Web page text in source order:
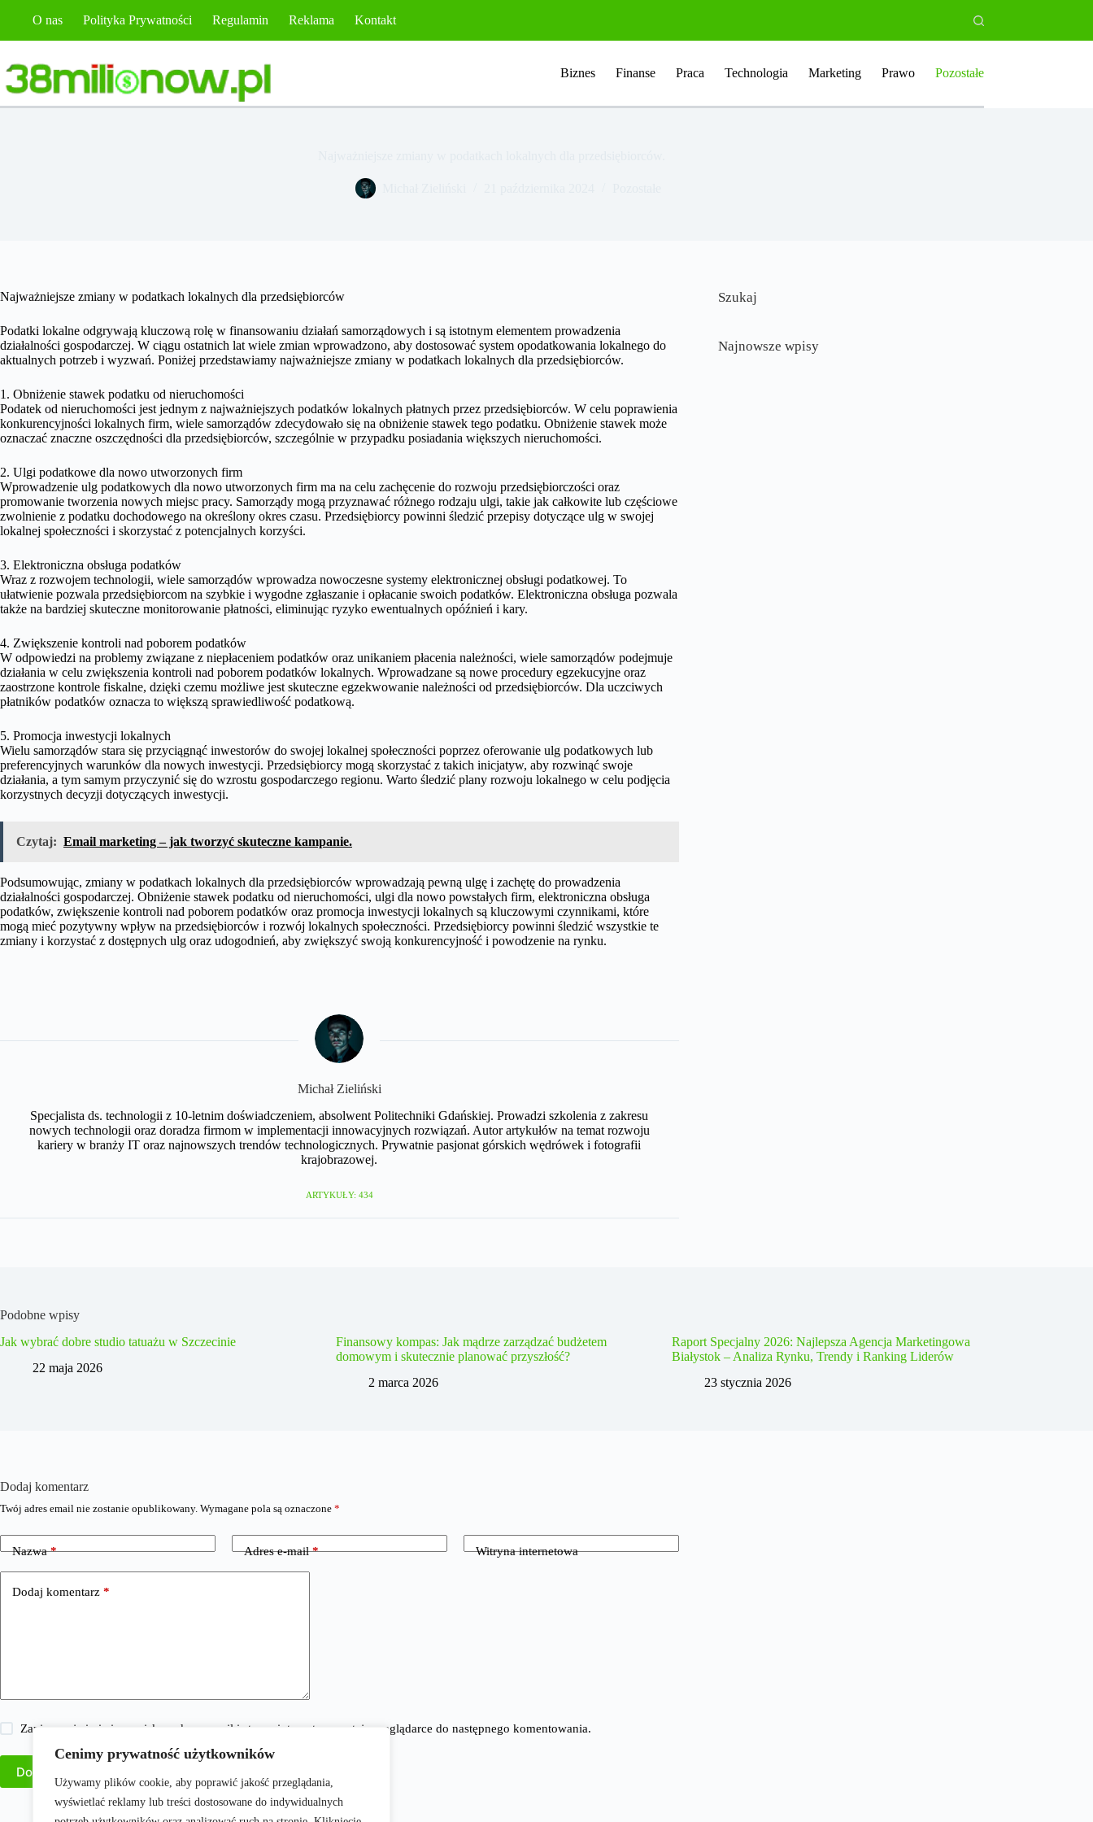
Cenimy prywatność użytkowników
Używamy plików cookie, aby poprawić jakość przeglądania,
wyświetlać reklamy lub treści dostosowane do indywidualnych
O nas Polityka Prywatności Regulamin Reklama Kontakt
Biznes Finanse Praca Technologia Marketing Prawo Pozostałe
Najważniejsze zmiany w podatkach lokalnych dla przedsiębiorców
Podatki lokalne odgrywają kluczową rolę w finansowaniu działań samorządowych i są istotnym elementem prowadzenia
działalności gospodarczej. W ciągu ostatnich lat wiele zmian wprowadzono, aby dostosować system opodatkowania lokalnego do
aktualnych potrzeb i wyzwań. Poniżej przedstawiamy najważniejsze zmiany w podatkach lokalnych dla przedsiębiorców.
1. Obniżenie stawek podatku od nieruchomości
Podatek od nieruchomości jest jednym z najważniejszych podatków lokalnych płatnych przez przedsiębiorców. W celu poprawienia
konkurencyjności lokalnych firm, wiele samorządów zdecydowało się na obniżenie stawek tego podatku. Obniżenie stawek może
oznaczać znaczne oszczędności dla przedsiębiorców, szczególnie w przypadku posiadania większych nieruchomości.
2. Ulgi podatkowe dla nowo utworzonych firm
Wprowadzenie ulg podatkowych dla nowo utworzonych firm ma na celu zachęcenie do rozwoju przedsiębiorczości oraz
promowanie tworzenia nowych miejsc pracy. Samorządy mogą przyznawać różnego rodzaju ulgi, takie jak całkowite lub częściowe
zwolnienie z podatku dochodowego na określony okres czasu. Przedsiębiorcy powinni śledzić przepisy dotyczące ulg w swojej
lokalnej społeczności i skorzystać z potencjalnych korzyści.
3. Elektroniczna obsługa podatków
Wraz z rozwojem technologii, wiele samorządów wprowadza nowoczesne systemy elektronicznej obsługi podatkowej. To
ułatwienie pozwala przedsiębiorcom na szybkie i wygodne zgłaszanie i opłacanie swoich podatków. Elektroniczna obsługa pozwala
także na bardziej skuteczne monitorowanie płatności, eliminując ryzyko ewentualnych opóźnień i kary.
4. Zwiększenie kontroli nad poborem podatków
W odpowiedzi na problemy związane z niepłaceniem podatków oraz unikaniem płacenia należności, wiele samorządów podejmuje
działania w celu zwiększenia kontroli nad poborem podatków lokalnych. Wprowadzane są nowe procedury egzekucyjne oraz
zaostrzone kontrole fiskalne, dzięki czemu możliwe jest skuteczne egzekwowanie należności od przedsiębiorców. Dla uczciwych
płatników podatków oznacza to większą sprawiedliwość podatkową.
5. Promocja inwestycji lokalnych
Wielu samorządów stara się przyciągnąć inwestorów do swojej lokalnej społeczności poprzez oferowanie ulg podatkowych lub
preferencyjnych warunków dla nowych inwestycji. Przedsiębiorcy mogą skorzystać z takich inicjatyw, aby rozwinąć swoje
działania, a tym samym przyczynić się do wzrostu gospodarczego regionu. Warto śledzić plany rozwoju lokalnego w celu podjęcia
korzystnych decyzji dotyczących inwestycji.
Czytaj: Email marketing – jak tworzyć skuteczne kampanie.
Podsumowując, zmiany w podatkach lokalnych dla przedsiębiorców wprowadzają pewną ulgę i zachętę do prowadzenia
działalności gospodarczej. Obniżenie stawek podatku od nieruchomości, ulgi dla nowo powstałych firm, elektroniczna obsługa
podatków, zwiększenie kontroli nad poborem podatków oraz promocja inwestycji lokalnych są kluczowymi czynnikami, które
mogą mieć pozytywny wpływ na przedsiębiorców i rozwój lokalnych społeczności. Przedsiębiorcy powinni śledzić wszystkie te
zmiany i korzystać z dostępnych ulg oraz udogodnień, aby zwiększyć swoją konkurencyjność i powodzenie na rynku.
Michał Zieliński
Specjalista ds. technologii z 10-letnim doświadczeniem, absolwent Politechniki Gdańskiej. Prowadzi szkolenia z zakresu
nowych technologii oraz doradza firmom w implementacji innowacyjnych rozwiązań. Autor artykułów na temat rozwoju
kariery w branży IT oraz najnowszych trendów technologicznych. Prywatnie pasjonat górskich wędrówek i fotografii
krajobrazowej.
ARTYKUŁY: 434
Szukaj
Najnowsze wpisy
Podobne wpisy
Jak wybrać dobre studio tatuażu w Szczecinie
22 maja 2026
Finansowy kompas: Jak mądrze zarządzać budżetem
domowym i skutecznie planować przyszłość?
2 marca 2026
Raport Specjalny 2026: Najlepsza Agencja Marketingowa
Białystok – Analiza Rynku, Trendy i Ranking Liderów
23 stycznia 2026
Dodaj komentarz
Twój adres email nie zostanie opublikowany. Wymagane pola są oznaczone *
Nazwa* Adres e-mail* Witryna internetowa
Dodaj komentarz *
Zapisz moje imię i nazwisko, adres e-mail i stronę internetową w tej przeglądarce do następnego komentowania.
Dodaj komentarz